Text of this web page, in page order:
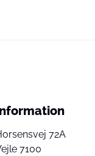
72A
7100